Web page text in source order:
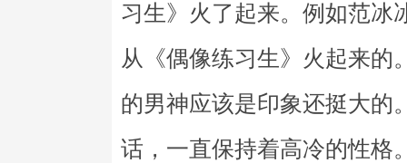
习生》火了起来。例如范冰
从《偶像练习生》火起来的
的男神应该是印象还挺大的
话，一直保持着高冷的性格